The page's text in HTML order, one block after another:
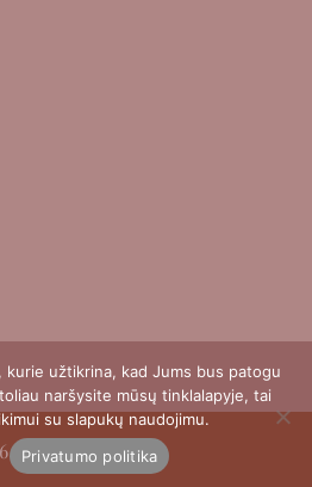
LAISVA GIMTIS
kurie užtikrina, kad Jums bus patogu
naršysite mūsų tinklalapyje, tai
su slapukų naudojimu.
Privatumo politika